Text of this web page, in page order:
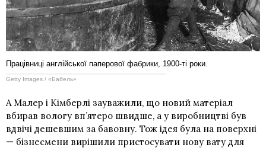
Працівниці англійської паперової фабрики, 1900-ті роки.
Getty Images / «Бабель»
А Малер і Кімберлі зауважили, що новий матеріал
вбирав вологу вп’ятеро швидше, а у виробництві був
вдвічі дешевшим за бавовну. Тож ідея була на поверхні
— бізнесмени вирішили пристосувати нову вату для